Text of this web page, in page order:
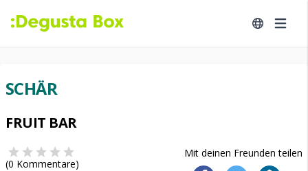
SCHÄR
FRUIT BAR
Mit deinen Freunden teilen
(0 Kommentare)